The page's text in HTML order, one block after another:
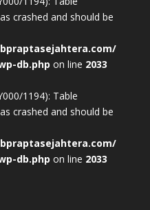
crashed and should be
db.php on line 2033
1194): Table
crashed and should be
db.php on line 2033